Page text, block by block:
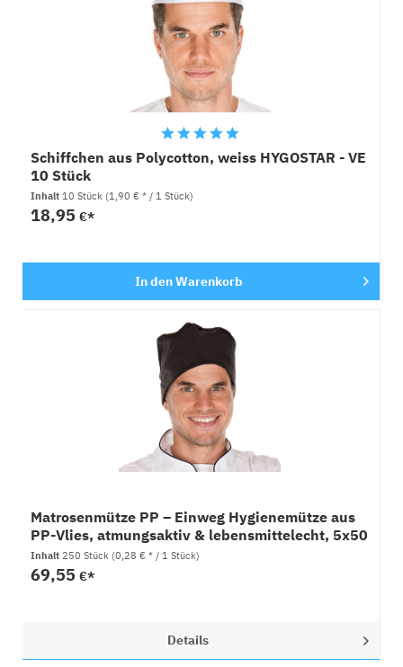
Schiffchen aus Polycotton, weiss HYGOSTAR - VE
10 Stück
Inhalt10 Stück (1,90 € * / 1 Stück)
18,95€*
In denWarenkorb
Matrosenmütze PP – Einweg Hygienemütze aus
PP-Vlies, atmungsaktiv & lebensmittelecht, 5x50
Stück
Inhalt250 Stück (0,28 € * / 1 Stück)
69,55€*
Details